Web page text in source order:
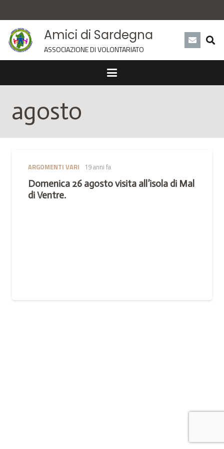
Amici di Sardegna
ASSOCIAZIONE DI VOLONTARIATO
agosto
ARGOMENTI VARI 19 anni fa
Domenica 26 agosto visita all’isola di Mal
di Ventre.